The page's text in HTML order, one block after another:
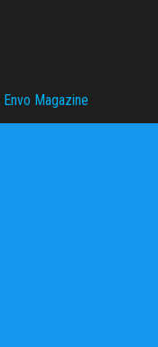
Envo Magazine